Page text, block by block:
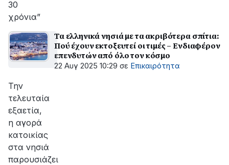
30
χρόνια”
Τα ελληνικά νησιά με τα ακριβότερα σπίτια:
Πού έχουν εκτοξευτεί οι τιμές – Ενδιαφέρον
επενδυτών από όλο τον κόσμο
22 Αυγ 2025 10:29 σε Επικαιρότητα
Την
τελευταία
εξαετία,
η αγορά
κατοικίας
στα νησιά
παρουσιάζει